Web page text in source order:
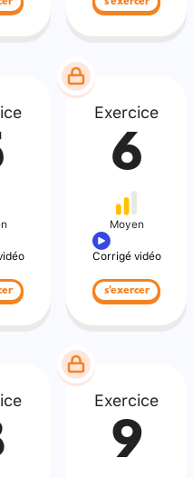
Exercice
6
Moyen
Corrigé vidéo
s'exercer
Exercice
9